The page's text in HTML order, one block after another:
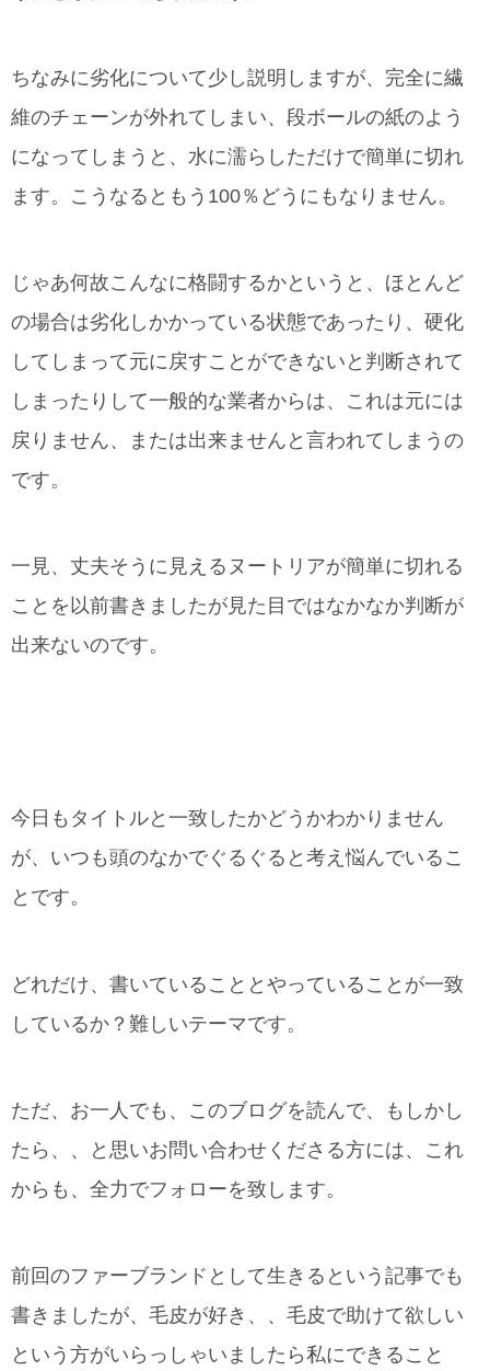
ちなみに劣化について少し説明しますが、完全に繊
維のチェーンが外れてしまい、段ボールの紙のよう
になってしまうと、水に濡らしただけで簡単に切れ
ます。こうなるともう100％どうにもなりません。
じゃあ何故こんなに格闘するかというと、ほとんど
の場合は劣化しかかっている状態であったり、硬化
してしまって元に戻すことができないと判断されて
しまったりして一般的な業者からは、これは元には
戻りません、または出来ませんと言われてしまうの
です。
一見、丈夫そうに見えるヌートリアが簡単に切れる
ことを以前書きましたが見た目ではなかなか判断が
出来ないのです。
今日もタイトルと一致したかどうかわかりません
が、いつも頭のなかでぐるぐると考え悩んでいるこ
とです。
どれだけ、書いていることとやっていることが一致
しているか？難しいテーマです。
ただ、お一人でも、このブログを読んで、もしかし
たら、、と思いお問い合わせくださる方には、これ
からも、全力でフォローを致します。
前回のファーブランドとして生きるという記事でも
書きましたが、毛皮が好き、、毛皮で助けて欲しい
という方がいらっしゃいましたら私にできること